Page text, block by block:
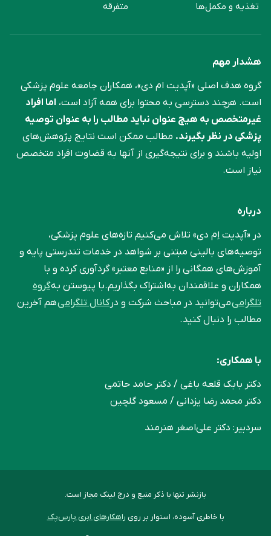
تغذیه و مکمل‌ها
متفرقه
هشدار مهم
گروه هدف اصلی «آپدیت ام دی»، همکاران جامعه علوم ‌پزشکی
است. هرچند دسترسی به محتوا برای همه آزاد است، اما افراد
غیرمتخصص به هیچ عنوان نباید مطالب را به عنوان توصیه
پزشکی در نظر بگیرند. مطالب ممکن است نتایج پژوهش‌های
اولیه باشند و برای نتیجه‌گیری از آنها به قضاوت افراد متخصص
نیاز است.
درباره
در «آپدیت اِم دی» تلاش می‌کنیم تازه‌های علوم پزشکی،
توصیه‌های بالینی مبتنی بر شواهد در خدمات تندرستی پایه و
آموزش‌های همگانی را از «منابع معتبر» گردآوری کرده و با
همکاران و علاقمندان به‌اشتراک بگذاریم.با پیوستن بهگروه
تلگرامیمی‌توانید در مباحث شرکت و درکانال تلگرامیهم آخرین
مطالب را دنبال کنید.
با همکاری:
دکتر بابک قلعه‌ باغی / دکتر حامد حاتمی
دکتر محمد رضا یزدانی / مسعود گلچین
سردبیر: دکتر علی‌اصغر هنرمند
بازنشر تنها با ذکر منبع و درج لینک مجاز است.
با خاطری آسوده، استوار بر روی راهکارهای ابری پارس‌پک